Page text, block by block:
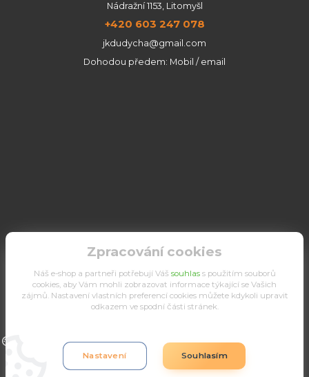
Nádražní 1153, Litomyšl
+420 603 247 078
jkdudycha@gmail.com
Dohodou předem: Mobil / email
Upravit sběr cookies.
Zpracování cookies
Náš e-shop a partneři potřebují Váš souhlass použitím souborů
cookies, aby Vám mohli zobrazovat informace týkající se Vašich
zájmů. Nastavení vlastních preferencí cookies můžete kdykoli upravit
odkazem ve spodní části stránek.
Nastavení Souhlasím